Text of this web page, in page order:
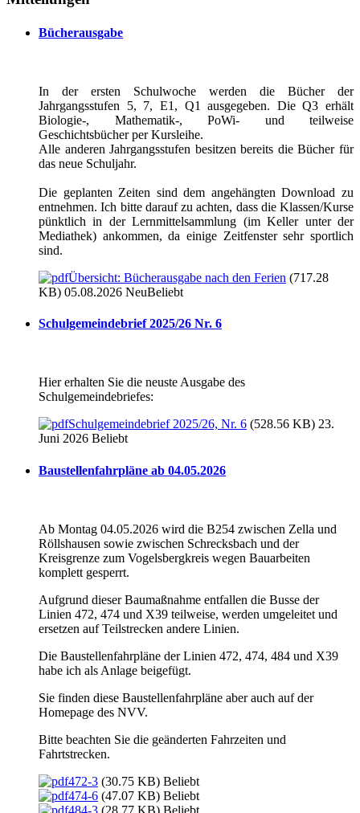
Bücherausgabe
In der ersten Schulwoche werden die Bücher der
Jahrgangsstufen 5, 7, E1, Q1 ausgegeben. Die Q3 erhält
Biologie-, Mathematik-, PoWi- und teilweise
Geschichtsbücher per Kursleihe.
Alle anderen Jahrgangsstufen besitzen bereits die Bücher für
das neue Schuljahr.
Die geplanten Zeiten sind dem angehängten Download zu
entnehmen. Ich bitte darauf zu achten, dass die Klassen/Kurse
pünktlich in der Lernmittelsammlung (im Keller unter der
Mediathek) ankommen, da einige Zeitfenster sehr sportlich
sind.
Übersicht: Bücherausgabe nach den Ferien (717.28
KB) 05.08.2026 NeuBeliebt
Schulgemeindebrief 2025/26 Nr. 6
Hier erhalten Sie die neuste Ausgabe des
Schulgemeindebriefes:
Schulgemeindebrief 2025/26, Nr. 6 (528.56 KB) 23.
Juni 2026 Beliebt
Baustellenfahrpläne ab 04.05.2026
Ab Montag 04.05.2026 wird die B254 zwischen Zella und
Röllshausen sowie zwischen Schrecksbach und der
Kreisgrenze zum Vogelsbergkreis wegen Bauarbeiten
komplett gesperrt.
Aufgrund dieser Baumaßnahme entfallen die Busse der
Linien 472, 474 und X39 teilweise, werden umgeleitet und
ersetzen auf Teilstrecken andere Linien.
Die Baustellenfahrpläne der Linien 472, 474, 484 und X39
habe ich als Anlage beigefügt.
Sie finden diese Baustellenfahrpläne aber auch auf der
Homepage des NVV.
Bitte beachten Sie die geänderten Fahrzeiten und
Fahrtstrecken.
472-3 (30.75 KB) Beliebt
474-6 (47.07 KB) Beliebt
484-3 (28.77 KB) Beliebt